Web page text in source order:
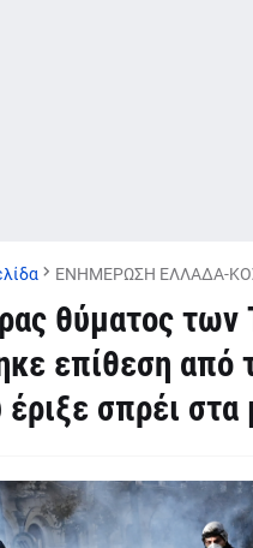
ΕΝΗΜΕΡΩΣΗ ΕΛΛΑΔΑ-
θύματος
επίθεση
σπρέι στα